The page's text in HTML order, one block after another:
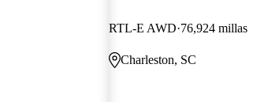
RTL-E AWD 76,924 millas
Charleston, SC